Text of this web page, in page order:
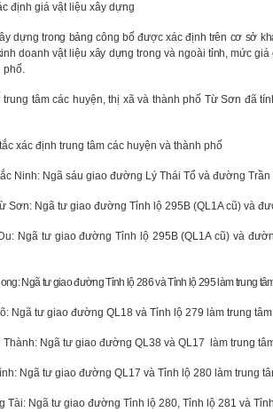
định giá vật liệu xây dựng
dựng trong bảng công bố được xác định trên cơ sở
doanh vật liệu xây dựng trong và ngoài tỉnh, mức
phố.
trung tâm các huyện, thị xã và thành phố Từ Sơn đã
xác định trung tâm các huyện và thành phố
Ninh: Ngã sáu giao đường Lý Thái Tổ và đường
Sơn: Ngã tư giao đường Tỉnh lộ 295B (QL1A cũ) và
Ngã tư giao đường Tỉnh lộ 295B (QL1A cũ) và
Ngã tư giao đường Tỉnh lộ 286 và Tỉnh lộ 295 làm trung
Ngã tư giao đường QL18 và Tỉnh lộ 279 làm trung
Thành: Ngã tư giao đường QL38 và QL17 làm trung
Ngã tư giao đường QL17 và Tỉnh lộ 280 làm trung
Tài: Ngã tư giao đường Tỉnh lộ 280, Tỉnh lộ 281 và